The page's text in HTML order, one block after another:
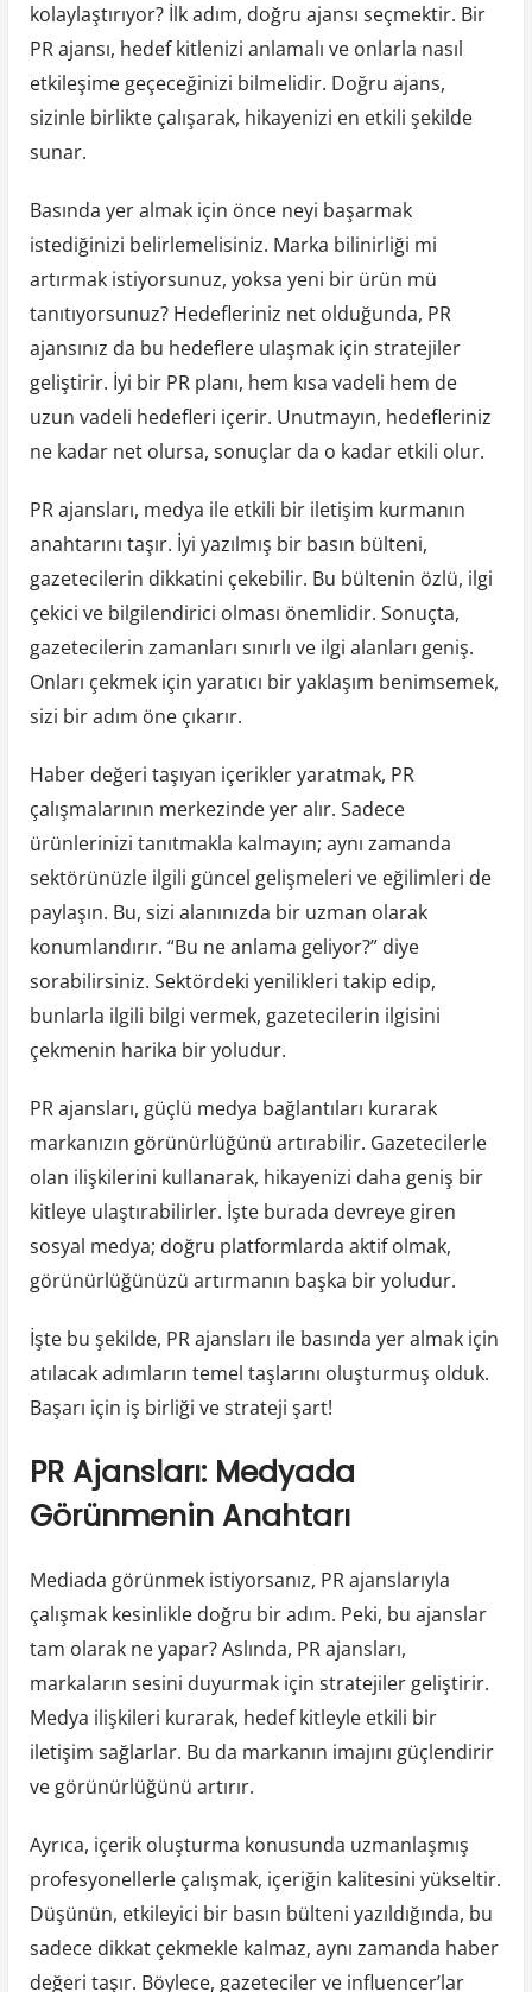
kolaylaştırıyor? İlk adım, doğru ajansı seçmektir. Bir
PR ajansı, hedef kitlenizi anlamalı ve onlarla nasıl
etkileşime geçeceğinizi bilmelidir. Doğru ajans,
sizinle birlikte çalışarak, hikayenizi en etkili şekilde
sunar.
Basında yer almak için önce neyi başarmak
istediğinizi belirlemelisiniz. Marka bilinirliği mi
artırmak istiyorsunuz, yoksa yeni bir ürün mü
tanıtıyorsunuz? Hedefleriniz net olduğunda, PR
ajansınız da bu hedeflere ulaşmak için stratejiler
geliştirir. İyi bir PR planı, hem kısa vadeli hem de
uzun vadeli hedefleri içerir. Unutmayın, hedefleriniz
ne kadar net olursa, sonuçlar da o kadar etkili olur.
PR ajansları, medya ile etkili bir iletişim kurmanın
anahtarını taşır. İyi yazılmış bir basın bülteni,
gazetecilerin dikkatini çekebilir. Bu bültenin özlü, ilgi
çekici ve bilgilendirici olması önemlidir. Sonuçta,
gazetecilerin zamanları sınırlı ve ilgi alanları geniş.
Onları çekmek için yaratıcı bir yaklaşım benimsemek,
sizi bir adım öne çıkarır.
Haber değeri taşıyan içerikler yaratmak, PR
çalışmalarının merkezinde yer alır. Sadece
ürünlerinizi tanıtmakla kalmayın; aynı zamanda
sektörünüzle ilgili güncel gelişmeleri ve eğilimleri de
paylaşın. Bu, sizi alanınızda bir uzman olarak
konumlandırır. “Bu ne anlama geliyor?” diye
sorabilirsiniz. Sektördeki yenilikleri takip edip,
bunlarla ilgili bilgi vermek, gazetecilerin ilgisini
çekmenin harika bir yoludur.
PR ajansları, güçlü medya bağlantıları kurarak
markanızın görünürlüğünü artırabilir. Gazetecilerle
olan ilişkilerini kullanarak, hikayenizi daha geniş bir
kitleye ulaştırabilirler. İşte burada devreye giren
sosyal medya; doğru platformlarda aktif olmak,
görünürlüğünüzü artırmanın başka bir yoludur.
İşte bu şekilde, PR ajansları ile basında yer almak için
atılacak adımların temel taşlarını oluşturmuş olduk.
Başarı için iş birliği ve strateji şart!
PR Ajansları: Medyada
Görünmenin Anahtarı
Mediada görünmek istiyorsanız, PR ajanslarıyla
çalışmak kesinlikle doğru bir adım. Peki, bu ajanslar
tam olarak ne yapar? Aslında, PR ajansları,
markaların sesini duyurmak için stratejiler geliştirir.
Medya ilişkileri kurarak, hedef kitleyle etkili bir
iletişim sağlarlar. Bu da markanın imajını güçlendirir
ve görünürlüğünü artırır.
Ayrıca, içerik oluşturma konusunda uzmanlaşmış
profesyonellerle çalışmak, içeriğin kalitesini yükseltir.
Düşünün, etkileyici bir basın bülteni yazıldığında, bu
sadece dikkat çekmekle kalmaz, aynı zamanda haber
değeri taşır. Böylece, gazeteciler ve influencer’lar